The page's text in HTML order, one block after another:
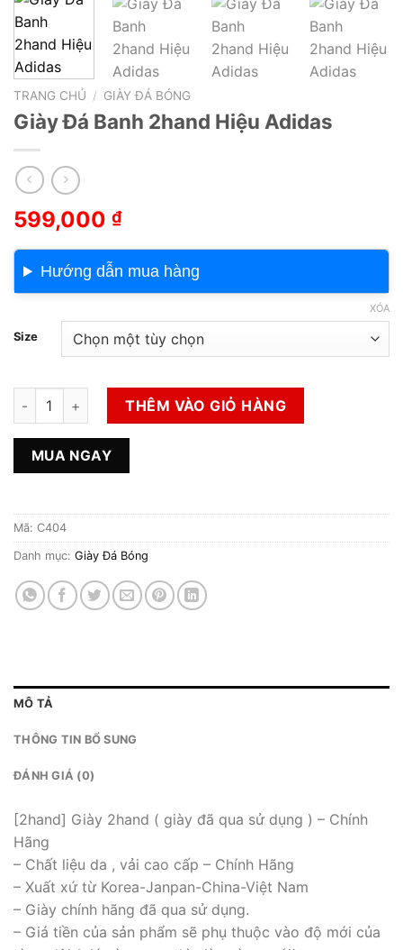
TRANG CHỦ / GIÀY ĐÁ BÓNG
Giày Đá Banh 2hand Hiệu Adidas
599,000 ₫
Hướng dẫn mua hàng
Size
XÓA
Giày Đá Banh 2hand Hiệu Adidas số lượng
THÊM VÀO GIỎ HÀNG
MUA NGAY
Mã: C404
Danh mục: Giày Đá Bóng
MÔ TẢ
THÔNG TIN BỔ SUNG
ĐÁNH GIÁ (0)
[2hand] Giày 2hand ( giày đã qua sử dụng ) – Chính
Hãng
– Chất liệu da , vải cao cấp – Chính Hãng
– Xuất xứ từ Korea-Janpan-China-Việt Nam
– Giày chính hãng đã qua sử dụng.
– Giá tiền của sản phẩm sẽ phụ thuộc vào độ mới của